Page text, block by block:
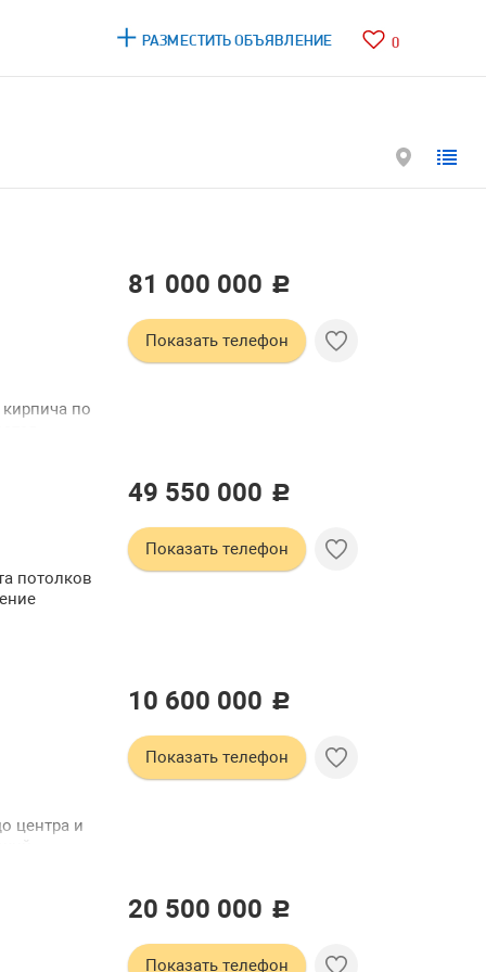
РАЗМЕСТИТЬ ОБЪЯВЛЕНИЕ 0
81 000 000 c
Показать телефон
по
черной
49 550 000 c
Показать телефон
потолков
10 600 000 c
Показать телефон
центра и
20 500 000 c
Показать телефон